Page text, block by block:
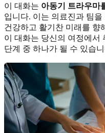
이 대화는 아동기 트라우마
입니다. 이는 의료진과 팀
건강하고 활기찬 미래를 향
이 대화는 당신의 여정에서
단계 중 하나가 될 수 있습